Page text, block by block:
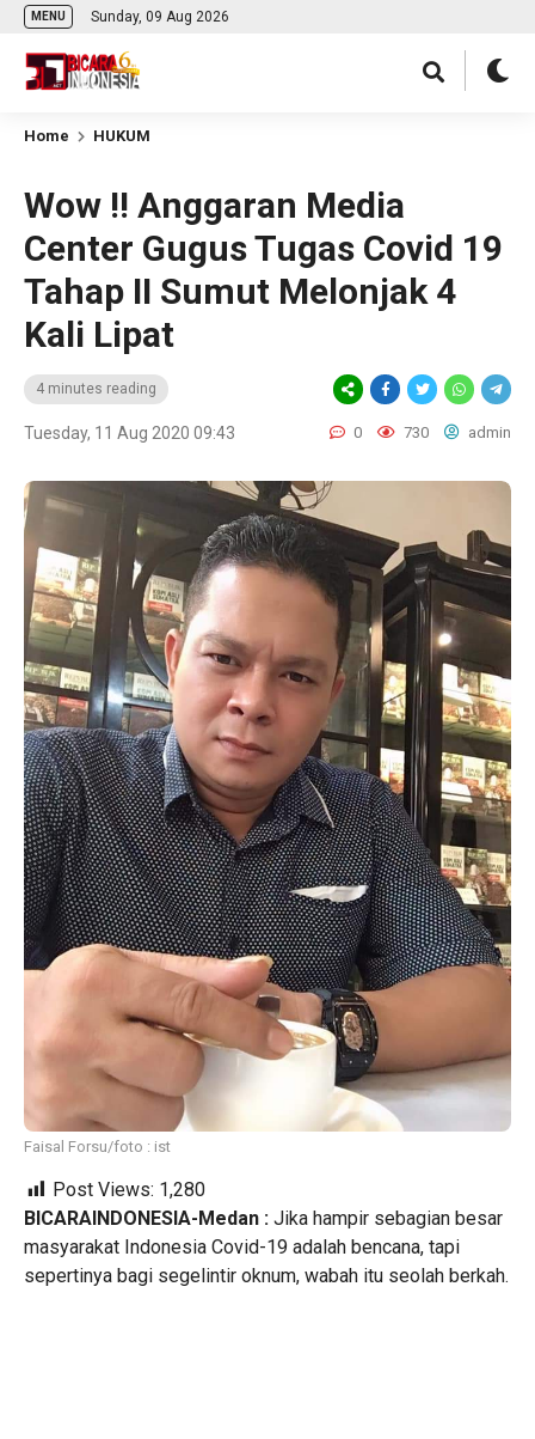
MENU Sunday, 09 Aug 2026
Home HUKUM
Wow !! Anggaran Media
Center Gugus Tugas Covid 19
Tahap II Sumut Melonjak 4
Kali Lipat
4 minutes reading
Tuesday, 11 Aug 2020 09:43 0 730 admin
Faisal Forsu/foto : ist
Post Views: 1,280
BICARAINDONESIA-Medan : Jika hampir sebagian besar
masyarakat Indonesia Covid-19 adalah bencana, tapi
sepertinya bagi segelintir oknum, wabah itu seolah berkah.